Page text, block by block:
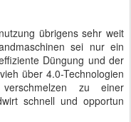
übrigens sehr weit
sei nur ein
Düngung und der
über 4.0-Technologien
zu einer
schnell und opportun